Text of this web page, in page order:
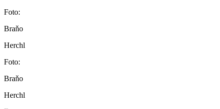
Foto:
Braňo
Herchl
Foto:
Braňo
Herchl